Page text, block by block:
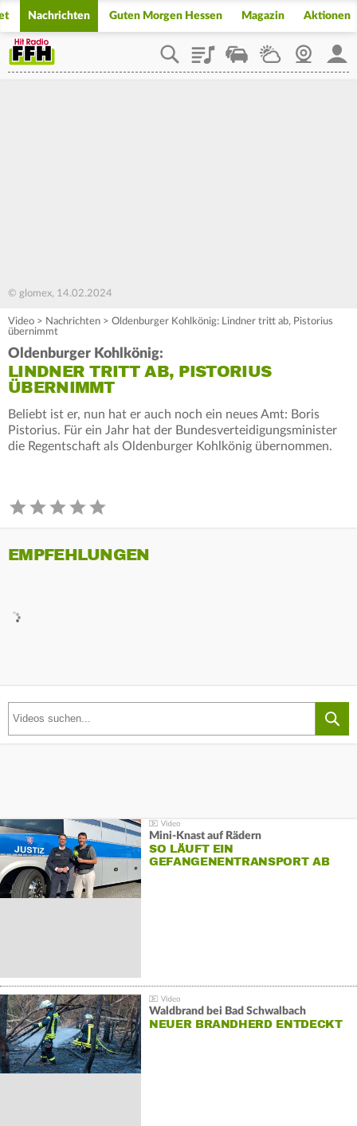
Nachrichten Guten Morgen Hessen Magazin Aktionen
PlaylistStaupilotWetterWebcam
© glomex, 14.02.2024
Video > Nachrichten > Oldenburger Kohlkönig: Lindner tritt ab, Pistorius
übernimmt
Oldenburger Kohlkönig:
LINDNER TRITT AB, PISTORIUS
ÜBERNIMMT
Beliebt ist er, nun hat er auch noch ein neues Amt: Boris
Pistorius. Für ein Jahr hat der Bundesverteidigungsminister
die Regentschaft als Oldenburger Kohlkönig übernommen.
EMPFEHLUNGEN
Mini-Knast auf Rädern
SO LÄUFT EIN
GEFANGENENTRANSPORT AB
Waldbrand bei Bad Schwalbach
NEUER BRANDHERD ENTDECKT